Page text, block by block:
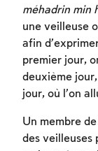
méhadrin min
une veilleuse
afin
premier jour,
deuxième
jour, où l’on
Un membre
des veilleuses